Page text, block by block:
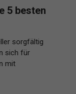
5 besten
sorgfältig
sich für
mit